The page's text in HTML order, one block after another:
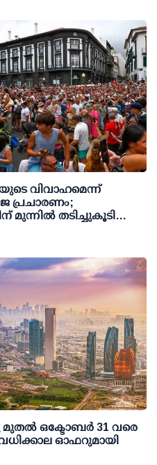
വിവാഹമെന്ന്
പ്രചാരണം;
തടിച്ചുകൂടി
മുതല്‍ ഒക്ടോബര്‍ 31 വരെ